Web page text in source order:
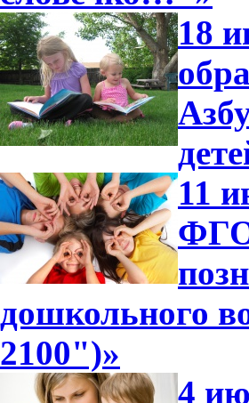
18
11
дошкольного
2100")»
4